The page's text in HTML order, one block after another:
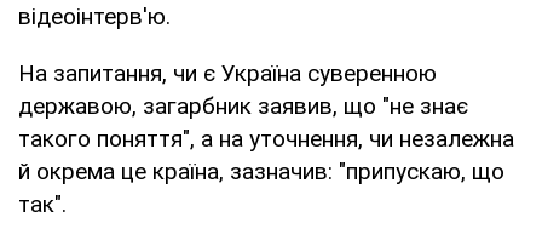
відеоінтерв'ю.
На запитання, чи є Україна суверенною
державою, загарбник заявив, що "не знає
такого поняття", а на уточнення, чи незалежна
й окрема це країна, зазначив: "припускаю, що
так".